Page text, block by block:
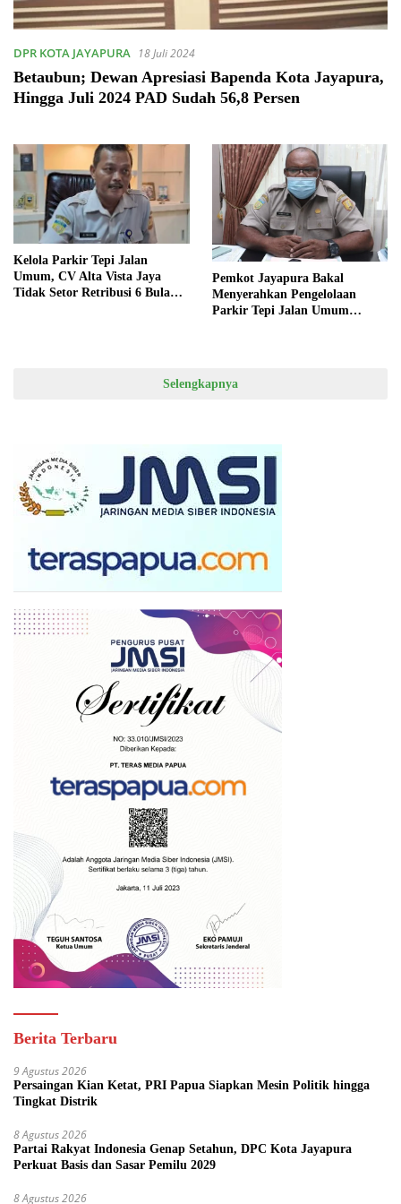
DPR KOTA JAYAPURA 18 Juli 2024
Betaubun; Dewan Apresiasi Bapenda Kota Jayapura,
Hingga Juli 2024 PAD Sudah 56,8 Persen
Kelola Parkir Tepi Jalan
Umum, CV Alta Vista Jaya
Tidak Setor Retribusi 6 Bulan
Pemkot Jayapura Bakal
Menyerahkan Pengelolaan
Parkir Tepi Jalan Umum
Selengkapnya
Berita Terbaru
9 Agustus 2026
Persaingan Kian Ketat, PRI Papua Siapkan Mesin Politik hingga
Tingkat Distrik
8 Agustus 2026
Partai Rakyat Indonesia Genap Setahun, DPC Kota Jayapura
Perkuat Basis dan Sasar Pemilu 2029
8 Agustus 2026